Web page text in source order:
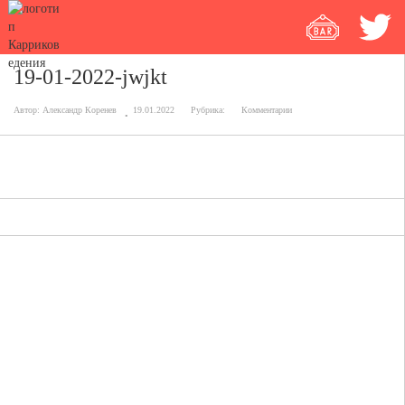
19-01-2022-jwjkt
Автор: Александр Коренев 19.01.2022 Рубрика: Комментарии